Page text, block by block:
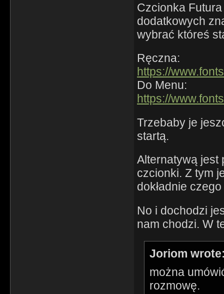
Czcionka
dodatkowych
wybrać któreś
Ręczna:
https://
Do Menu:
https://
Trzebaby je
startą.
Alternatywą jest
czcionki. Z tym
dokładnie
No i dochodzi
nam chodzi. W
Joriom
można
rozmowę.